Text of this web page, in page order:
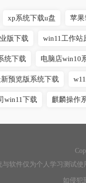
xp系统下载u盘 苹果
版下载 win11工作站
统下载 电脑店win10
预览版系统下载
win11下载 麒麟操作
软件仅为个人学习测试
如侵犯